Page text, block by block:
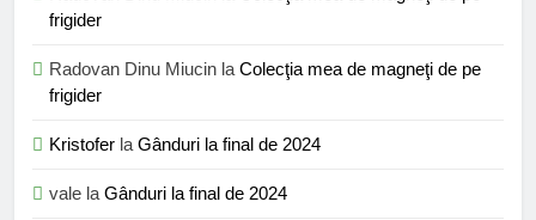
frigider
Radovan Dinu Miucin la Colecţia mea de magneţi de pe
frigider
Kristofer la Gânduri la final de 2024
vale la Gânduri la final de 2024